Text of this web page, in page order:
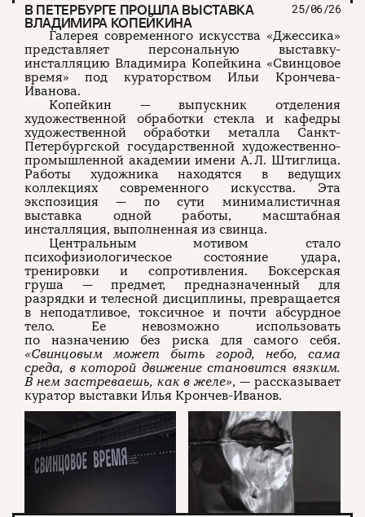
В ПЕТЕРБУРГЕ ПРОШЛА ВЫСТАВКА
ВЛАДИМИРА КОПЕЙКИНА
25/06/26
Галерея современного искусства «Джессика»
представляет персональную выставку-
инсталляцию Владимира Копейкина «Свинцовое
время» под кураторством Ильи Крончева-
Иванова.
Копейкин — выпускник отделения
художественной обработки стекла и кафедры
художественной обработки металла Санкт-
Петербургской государственной художественно-
промышленной академии имени А. Л. Штиглица.
Работы художника находятся в ведущих
коллекциях современного искусства. Эта
экспозиция — по сути минималистичная
выставка одной работы, масштабная
инсталляция, выполненная из свинца.
Центральным мотивом стало
психофизиологическое состояние удара,
тренировки и сопротивления. Боксерская
груша — предмет, предназначенный для
разрядки и телесной дисциплины, превращается
в неподатливое, токсичное и почти абсурдное
тело. Ее невозможно использовать
по назначению без риска для самого себя.
«Свинцовым может быть город, небо, сама
среда, в которой движение становится вязким.
В нем застреваешь, как в желе», — рассказывает
куратор выставки Илья Крончев-Иванов.